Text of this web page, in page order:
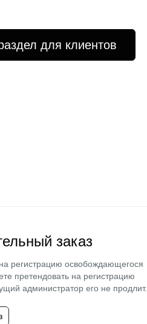
для клиентов
заказ
регистрацию освобождающегося
претендовать на регистрацию
администратор его не продлит.